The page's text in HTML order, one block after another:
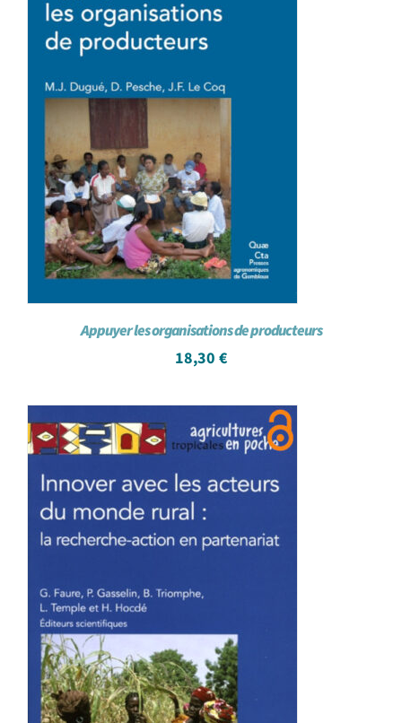
Appuyer les organisations de producteurs
18,30 €